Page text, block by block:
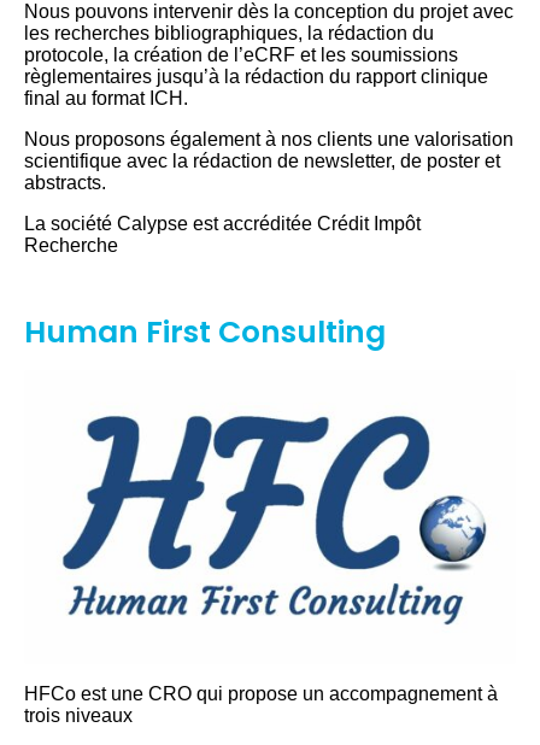
Nous pouvons intervenir dès la conception du projet avec
les recherches bibliographiques, la rédaction du
protocole, la création de l’eCRF et les soumissions
règlementaires jusqu’à la rédaction du rapport clinique
final au format ICH.
Nous proposons également à nos clients une valorisation
scientifique avec la rédaction de newsletter, de poster et
abstracts.
La société Calypse est accréditée Crédit Impôt
Recherche
Human First Consulting
HFCo est une CRO qui propose un accompagnement à
trois niveaux